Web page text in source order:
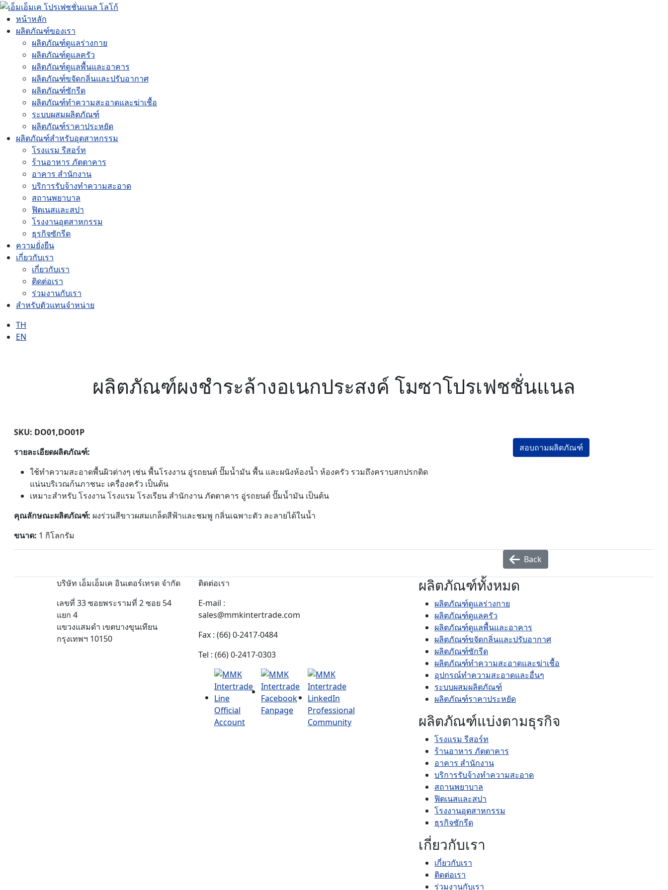
หน้าหลัก
ผลิตภัณฑ์ของเรา
ผลิตภัณฑ์ดูแลร่างกาย
ผลิตภัณฑ์ดูแลครัว
ผลิตภัณฑ์ดูแลพื้นและอาคาร
ผลิตภัณฑ์ขจัดกลิ่นและปรับอากาศ
ผลิตภัณฑ์ซักรีด
ผลิตภัณฑ์ทำความสะอาดและฆ่าเชื้อ
ระบบผสมผลิตภัณฑ์
ผลิตภัณฑ์ราคาประหยัด
ผลิตภัณฑ์สำหรับอุตสาหกรรม
โรงแรม รีสอร์ท
ร้านอาหาร ภัตตาคาร
อาคาร สำนักงาน
บริการรับจ้างทำความสะอาด
สถานพยาบาล
ฟิตเนสและสปา
โรงงานอุตสาหกรรม
ธุรกิจซักรีด
ความยั่งยืน
เกี่ยวกับเรา
เกี่ยวกับเรา
ติดต่อเรา
ร่วมงานกับเรา
สำหรับตัวแทนจำหน่าย
TH
EN
ผลิตภัณฑ์ผงชำระล้างอเนกประสงค์ โมซาโปรเฟชชั่นแนล
SKU: DO01,DO01P
รายละเอียดผลิตภัณฑ์:
ใช้ทำความสะอาดพื้นผิวต่างๆ เช่น พื้นโรงงาน อู่รถยนต์ ปั๊มน้ำมัน พื้น และผนังห้องน้ำ ห้องครัว รวมถึงคราบสกปรกติด
แน่นบริเวณก้นภาชนะ เครื่องครัว เป็นต้น
เหมาะสำหรับ โรงงาน โรงแรม โรงเรียน สำนักงาน ภัตตาคาร อู่รถยนต์ ปั๊มน้ำมัน เป็นต้น
คุณลักษณะผลิตภัณฑ์: ผงร่วนสีขาวผสมเกล็ดสีฟ้าและชมพู กลิ่นเฉพาะตัว ละลายได้ในน้ำ
ขนาด: 1 กิโลกรัม
สอบถามผลิตภัณฑ์
Back
บริษัท เอ็มเอ็มเค อินเตอร์เทรด จำกัด
เลขที่ 33 ซอยพระรามที่ 2 ซอย 54
แยก 4
แขวงแสมดำ เขตบางขุนเทียน
กรุงเทพฯ 10150
ติดต่อเรา
E-mail :
sales@mmkintertrade.com
Fax : (66) 0-2417-0484
Tel : (66) 0-2417-0303
ผลิตภัณฑ์ทั้งหมด
ผลิตภัณฑ์ดูแลร่างกาย
ผลิตภัณฑ์ดูแลครัว
ผลิตภัณฑ์ดูแลพื้นและอาคาร
ผลิตภัณฑ์ขจัดกลิ่นและปรับอากาศ
ผลิตภัณฑ์ซักรีด
ผลิตภัณฑ์ทำความสะอาดและฆ่าเชื้อ
อุปกรณ์ทำความสะอาดและอื่นๆ
ระบบผสมผลิตภัณฑ์
ผลิตภัณฑ์ราคาประหยัด
ผลิตภัณฑ์แบ่งตามธุรกิจ
โรงแรม รีสอร์ท
ร้านอาหาร ภัตตาคาร
อาคาร สำนักงาน
บริการรับจ้างทำความสะอาด
สถานพยาบาล
ฟิตเนสและสปา
โรงงานอุตสาหกรรม
ธุรกิจซักรีด
เกี่ยวกับเรา
เกี่ยวกับเรา
ติดต่อเรา
ร่วมงานกับเรา